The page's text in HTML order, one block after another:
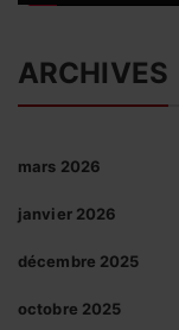
ARCHIVES
mars 2026
janvier 2026
décembre 2025
octobre 2025